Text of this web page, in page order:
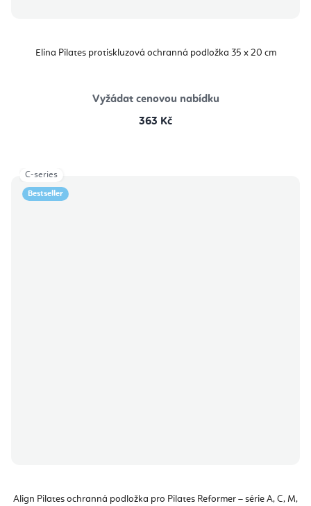
Elina Pilates protiskluzová ochranná podložka 35 x 20 cm
Vyžádat cenovou nabídku
363 Kč
Bestseller
Align Pilates ochranná podložka pro Pilates Reformer – série A, C, M,
C-series